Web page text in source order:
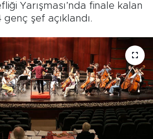
Yarışması’nda finale kalan
genç şef açıklandı.